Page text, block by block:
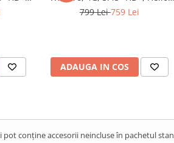
G36, 4GB RAM, 64GB, NFC,
799 Lei759 Lei
ADAUGA IN COS
conține accesorii neincluse în pachetul